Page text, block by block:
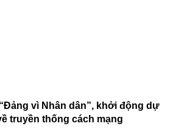
vì Nhân dân”, khởi động dự
truyền thống cách mạng